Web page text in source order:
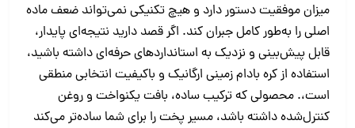
میزان موفقیت دستور دارد و هیچ تکنیکی نمی‌تواند ضعف ماده
اصلی را به‌طور کامل جبران کند. اگر قصد دارید نتیجه‌ای پایدار،
قابل پیش‌بینی و نزدیک به استانداردهای حرفه‌ای داشته باشید،
استفاده از کره بادام زمینی ارگانیک و باکیفیت انتخابی منطقی
است،. محصولی که ترکیب ساده، بافت یکنواخت و روغن
کنترل‌شده داشته باشد، مسیر پخت را برای شما ساده‌تر می‌کند